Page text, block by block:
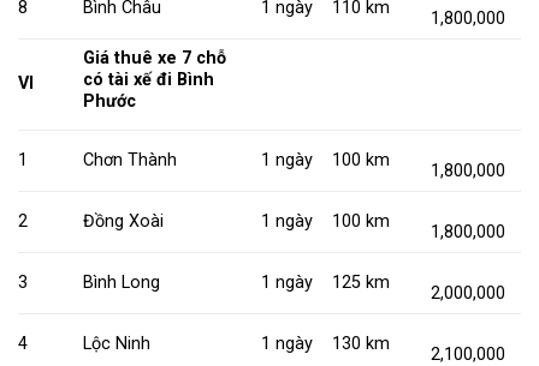
8 Bình Châu 1 ngày 110 km
1,800,000
VI
Giá thuê xe 7 chỗ
có tài xế đi Bình
Phước
1 Chơn Thành 1 ngày 100 km
1,800,000
2 Đồng Xoài 1 ngày 100 km
1,800,000
3 Bình Long 1 ngày 125 km
2,000,000
4 Lộc Ninh 1 ngày 130 km
2,100,000